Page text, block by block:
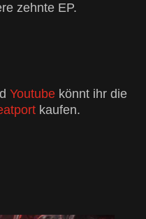
zehnte EP.
Youtube könnt ihr die
kaufen.